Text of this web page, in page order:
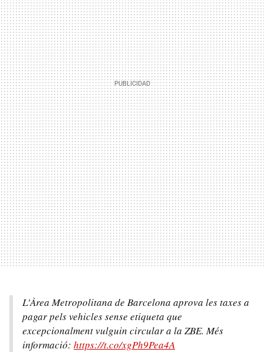
L'Àrea Metropolitana de Barcelona aprova les taxes a
pagar pels vehicles sense etiqueta que
excepcionalment vulguin circular a la ZBE. Més
informació: https://t.co/xgPh9Pea4A